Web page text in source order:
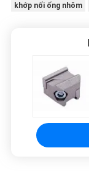
khớp nối ống nhôm